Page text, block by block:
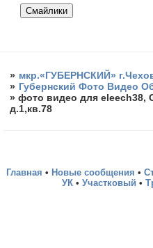
» мкр.«ГУБЕРНСКИЙ»
» Губернский Фото Видео
»фото видео для еleech38,
д.1,кв.78
Главная • Новые сообщения •
УК • Участковый •